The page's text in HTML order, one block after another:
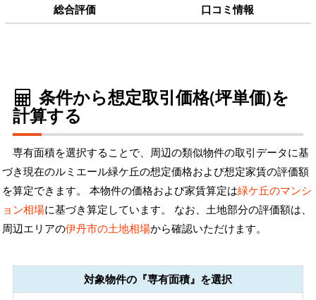
総合評価 口コミ情報
条件から想定取引価格(坪単価)を
計算する
専有面積を選択することで、周辺の類似物件の取引データに基
づき現在のルミエール緑ケ丘の想定価格および想定家賃の評価額
を算定できます。 本物件の価格および家賃算定は緑ケ丘のマンシ
ョン相場に基づき算定しています。 なお、土地部分の評価額は、
周辺エリアの伊丹市の土地相場から確認いただけます。
対象物件の『専有面積』を選択